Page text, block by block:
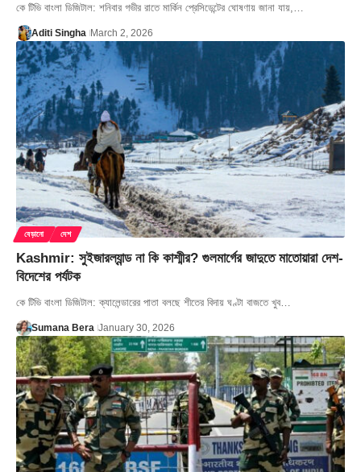
কে টিভি বাংলা ডিজিটাল: শনিবার গভীর রাতে মার্কিন প্রেসিডেন্টের ঘোষণায় জানা যায়,…
Aditi Singha March 2, 2026
বেড়ানো দেশ
Kashmir: সুইজারল্যান্ড না কি কাশ্মীর? গুলমার্গের জাদুতে মাতোয়ারা দেশ-
বিদেশের পর্যটক
কে টিভি বাংলা ডিজিটাল: ক্যালেন্ডারের পাতা বলছে শীতের বিদায় ঘণ্টা বাজতে খুব…
Sumana Bera January 30, 2026